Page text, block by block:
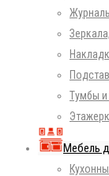
Тумбы
Мебель